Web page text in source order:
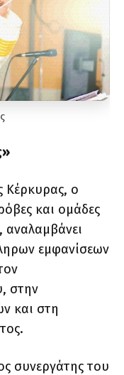
Κέρκυρας, ο
και ομάδες
αναλαμβάνει
εμφανίσεων
στην
και στη
συνεργάτης του